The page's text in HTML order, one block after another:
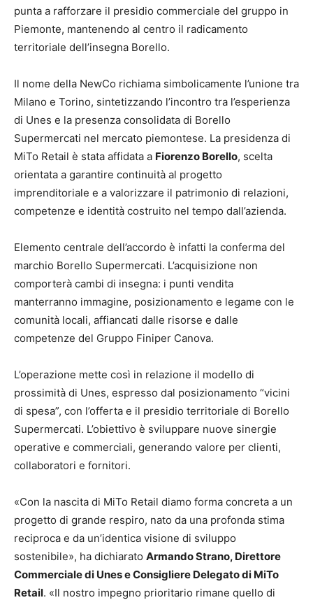
punta a rafforzare il presidio commerciale del gruppo in
Piemonte, mantenendo al centro il radicamento
territoriale dell’insegna Borello.
Il nome della NewCo richiama simbolicamente l’unione tra
Milano e Torino, sintetizzando l’incontro tra l’esperienza
di Unes e la presenza consolidata di Borello
Supermercati nel mercato piemontese. La presidenza di
MiTo Retail è stata affidata a Fiorenzo Borello, scelta
orientata a garantire continuità al progetto
imprenditoriale e a valorizzare il patrimonio di relazioni,
competenze e identità costruito nel tempo dall’azienda.
Elemento centrale dell’accordo è infatti la conferma del
marchio Borello Supermercati. L’acquisizione non
comporterà cambi di insegna: i punti vendita
manterranno immagine, posizionamento e legame con le
comunità locali, affiancati dalle risorse e dalle
competenze del Gruppo Finiper Canova.
L’operazione mette così in relazione il modello di
prossimità di Unes, espresso dal posizionamento “vicini
di spesa”, con l’offerta e il presidio territoriale di Borello
Supermercati. L’obiettivo è sviluppare nuove sinergie
operative e commerciali, generando valore per clienti,
collaboratori e fornitori.
«Con la nascita di MiTo Retail diamo forma concreta a un
progetto di grande respiro, nato da una profonda stima
reciproca e da un’identica visione di sviluppo
sostenibile», ha dichiarato Armando Strano, Direttore
Commerciale di Unes e Consigliere Delegato di MiTo
Retail. «Il nostro impegno prioritario rimane quello di